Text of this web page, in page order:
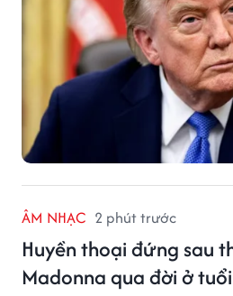
ÂM NHẠC 2 phút trước
Huyền thoại đứng sau
Madonna qua đời ở